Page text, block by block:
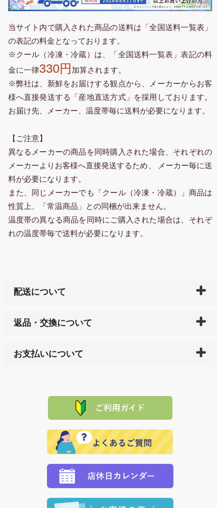
当サイト内で購入された商品の送料は「全国送料一覧表」
の表記の料金となっております。
※クール（冷凍・冷蔵）は、「全国送料一覧表」表記の料
金に一律330円 加算されます。
※弊社は、新鮮をお届けする観点から、メーカーからお客
様へ直接発送する「産地直送方式」を採用しております。
お届け先、メーカー、温度帯毎に送料が必要になります。
【ご注意】
異なるメーカーの商品を同時購入された場合、それぞれの
メーカーよりお客様へ直接発送するため、 メーカー毎に送
料が必要になります。
また、同じメーカーでも「クール（冷凍・冷蔵）」商品は
性質上、「常温商品」との同梱が出来ません。
温度帯の異なる商品を同時にご購入された場合は、それぞ
れの温度帯毎で送料が必要になります。
配送について
天ペイ」の方はご注文受付後）、 長崎県下全域に点在
サイト内で購入された商品の送料は、こちらの
全国送
れの生産メーカーからお客様の元へ直送いたしますの
で、 それぞれ個別に送料が必要になります。
返品・交換について
または配送途中の 事故などで不都合が生じている場合
品代金を返金いたします。）
その際は誠に申し訳ありませんが、当協会までご注文
願いいたします。
お支払いについて
た場合、お客様からの ご入金を確認した後で、商品を
※「クレジットカード」「PayPay」「楽天ペイ」を指
定された場合は、準備出来次第の便にてお送りいたし
ます。 （到着日指定をされている場合は、ご指定の日
程に合わせてお届けいたします。）